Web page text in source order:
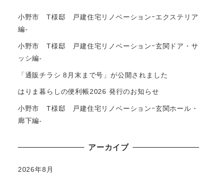
小野市 T様邸 戸建住宅リノベーションｰエクステリア
編-
小野市 T様邸 戸建住宅リノベーションｰ玄関ドア・サ
ッシ編-
「通販チラシ 8月末まで号」が公開されました
はりま暮らしの便利帳2026 発行のお知らせ
小野市 T様邸 戸建住宅リノベーションｰ玄関ホール・
廊下編-
アーカイブ
2026年8月